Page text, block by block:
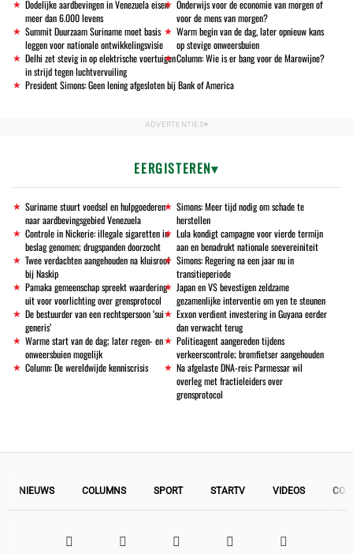
Dodelijke aardbevingen in Venezuela eisen
meer dan 6.000 levens
Onderwijs voor de economie van morgen of
voor de mens van morgen?
Summit Duurzaam Suriname moet basis
leggen voor nationale ontwikkelingsvisie
Warm begin van de dag, later opnieuw kans
op stevige onweersbuien
Delhi zet stevig in op elektrische voertuigen
in strijd tegen luchtvervuiling
Column: Wie is er bang voor de Marowijne?
President Simons: Geen lening afgesloten bij Bank of America
EERGISTEREN
Suriname stuurt voedsel en hulpgoederen
naar aardbevingsgebied Venezuela
Simons: Meer tijd nodig om schade te
herstellen
Controle in Nickerie: illegale sigaretten in
beslag genomen; drugspanden doorzocht
Lula kondigt campagne voor vierde termijn
aan en benadrukt nationale soevereiniteit
Twee verdachten aangehouden na kluisroof
bij Naskip
Simons: Regering na een jaar nu in
transitieperiode
Pamaka gemeenschap spreekt waardering
uit voor voorlichting over grensprotocol
Japan en VS bevestigen zeldzame
gezamenlijke interventie om yen te steunen
De bestuurder van een rechtspersoon ‘sui
generis’
Exxon verdient investering in Guyana eerder
dan verwacht terug
Warme start van de dag; later regen- en
onweersbuien mogelijk
Politieagent aangereden tijdens
verkeerscontrole; bromfietser aangehouden
Column: De wereldwijde kenniscrisis
Na afgelaste DNA-reis: Parmessar wil
overleg met fractieleiders over
grensprotocol
NIEUWS COLUMNS SPORT STARTV VIDEOS